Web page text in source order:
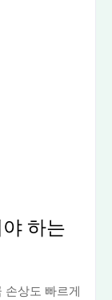
하는
상도 빠르게